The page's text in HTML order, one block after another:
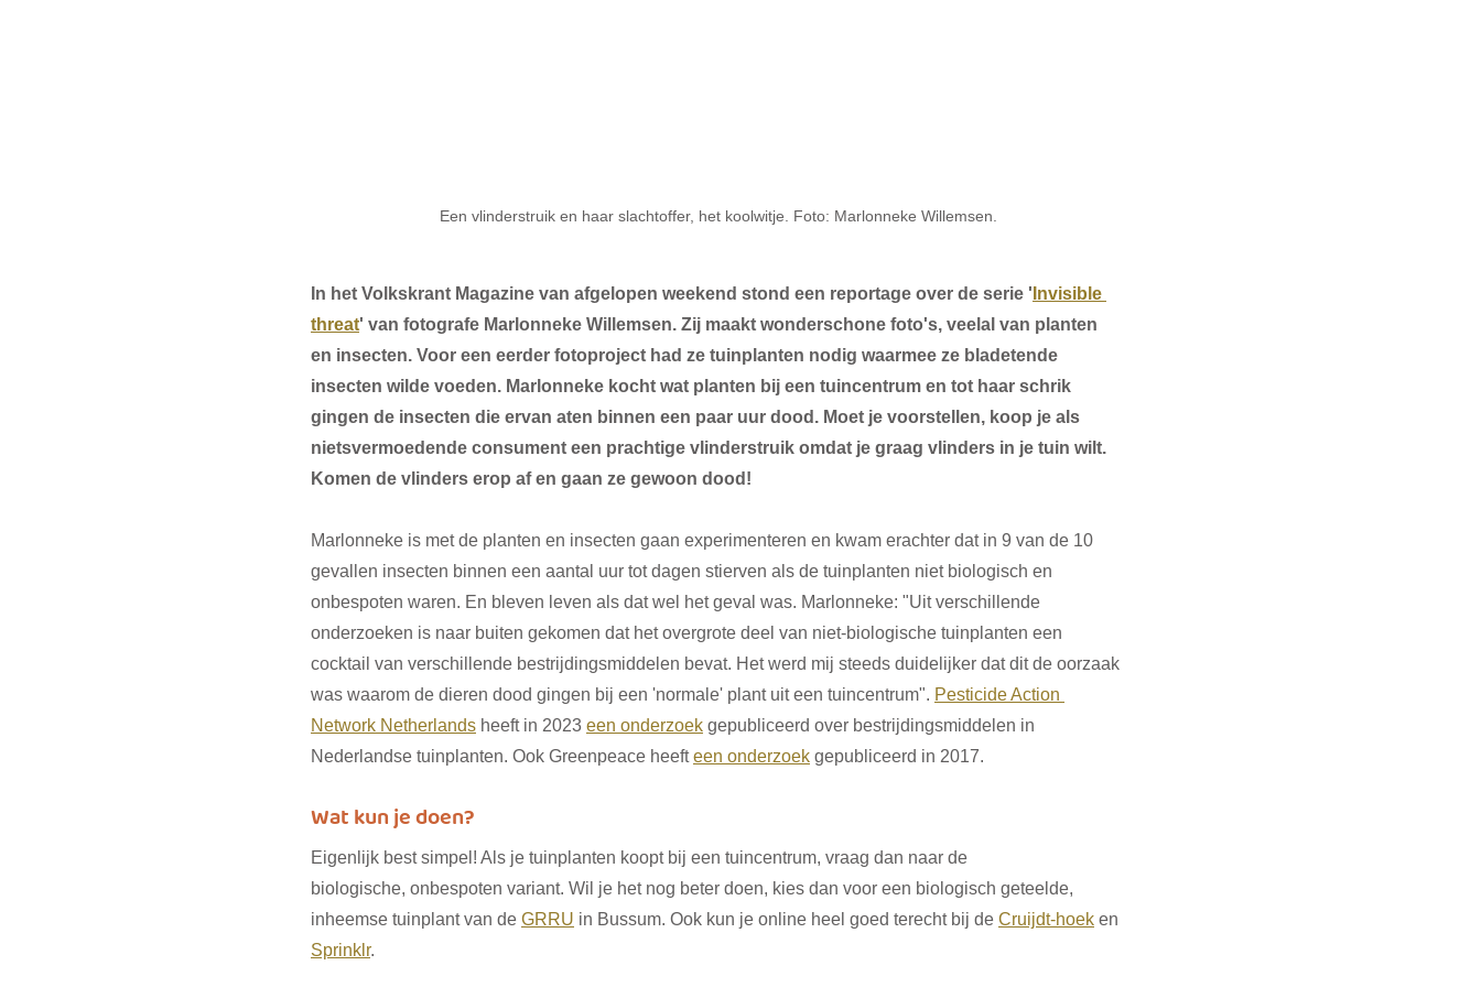
Een vlinderstruik en haar slachtoffer, het koolwitje. Foto: Marlonneke Willemsen.
In het Volkskrant Magazine van afgelopen weekend stond een reportage over de serie ' Invisible
threat' van fotografe Marlonneke Willemsen. Zij maakt wonderschone foto's, veelal van planten
en insecten. Voor een eerder fotoproject had ze tuinplanten nodig waarmee ze bladetende
insecten wilde voeden. Marlonneke kocht wat planten bij een tuincentrum en tot haar schrik
gingen de insecten die ervan aten binnen een paar uur dood. Moet je voorstellen, koop je als
nietsvermoedende consument een prachtige vlinderstruik omdat je graag vlinders in je tuin wilt.
Komen de vlinders erop af en gaan ze gewoon dood!
Marlonneke is met de planten en insecten gaan experimenteren en kwam erachter dat in 9 van de 10
gevallen insecten binnen een aantal uur tot dagen stierven als de tuinplanten niet biologisch en
onbespoten waren. En bleven leven als dat wel het geval was. Marlonneke: "Uit verschillende
onderzoeken is naar buiten gekomen dat het overgrote deel van niet-biologische tuinplanten een
cocktail van verschillende bestrijdingsmiddelen bevat. Het werd mij steeds duidelijker dat dit de oorzaak
was waarom de dieren dood gingen bij een 'normale' plant uit een tuincentrum". Pesticide Action
Network Netherlands heeft in 2023 een onderzoek gepubliceerd over bestrijdingsmiddelen in
Nederlandse tuinplanten. Ook Greenpeace heeft een onderzoek gepubliceerd in 2017.
Wat kun je doen?
Eigenlijk best simpel! Als je tuinplanten koopt bij een tuincentrum, vraag dan naar de
biologische, onbespoten variant. Wil je het nog beter doen, kies dan voor een biologisch geteelde,
inheemse tuinplant van de GRRU in Bussum. Ook kun je online heel goed terecht bij de Cruijdt-hoek en
Sprinklr.